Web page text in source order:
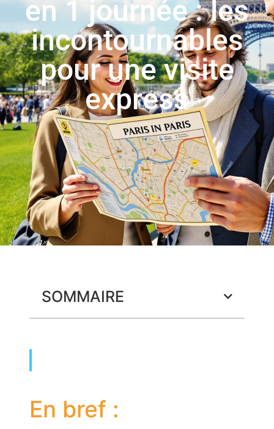
en 1 journée : les
incontournables
pour une visite
express
SOMMAIRE
En bref :